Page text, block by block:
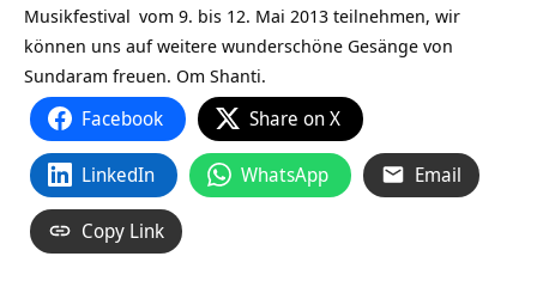
Musikfestival vom 9. bis 12. Mai 2013 teilnehmen, wir
können uns auf weitere wunderschöne Gesänge von
Sundaram freuen. Om Shanti.
Facebook Share on X
LinkedIn WhatsApp Email
Copy Link